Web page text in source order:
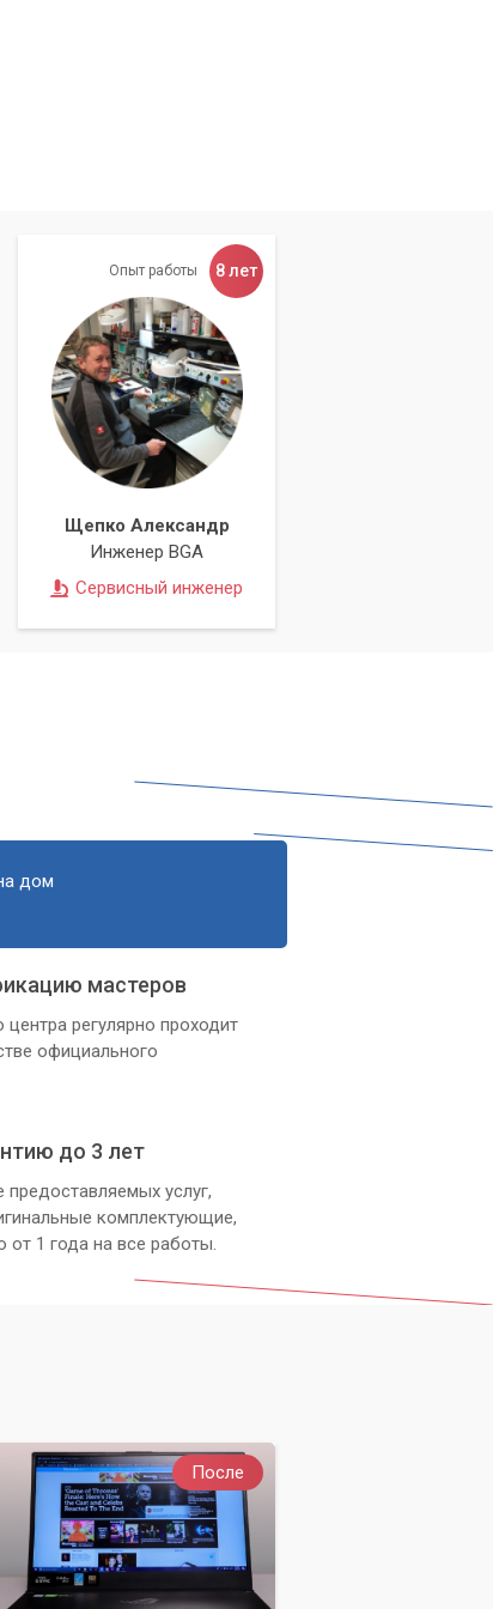
Опыт работы 8 лет
Щепко Александр
Инженер BGA
Сервисный инженер
дом
мастеров
регулярно проходит
официального
до 3 лет
услуг,
комплектующие,
от 1 года на все работы.
После